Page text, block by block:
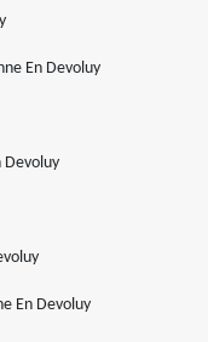
En Devoluy
Devoluy
En Devoluy